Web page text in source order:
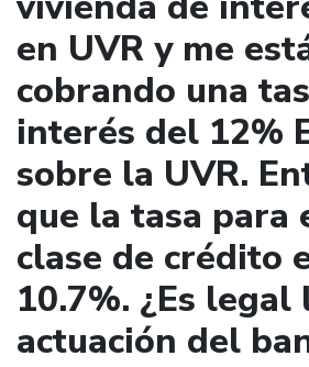
en UVR y me
cobrando una
interés del 12%
sobre la UVR.
que la tasa para
clase de crédito
10.7%. ¿Es legal
actuación del